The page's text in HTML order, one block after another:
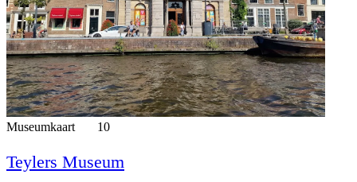
Museumkaart 10
Teylers Museum